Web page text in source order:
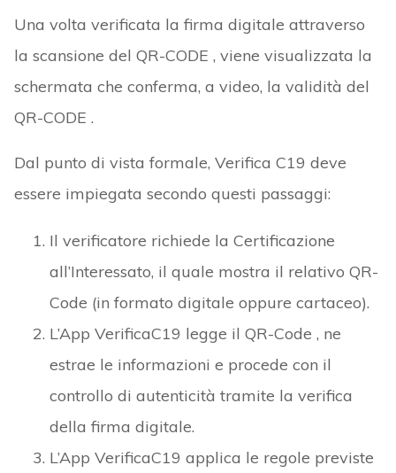
Una volta verificata la firma digitale attraverso
la scansione del QR-CODE , viene visualizzata la
schermata che conferma, a video, la validità del
QR-CODE .
Dal punto di vista formale, Verifica C19 deve
essere impiegata secondo questi passaggi:
Il verificatore richiede la Certificazione
all’Interessato, il quale mostra il relativo QR-
Code (in formato digitale oppure cartaceo).
L’App VerificaC19 legge il QR-Code , ne
estrae le informazioni e procede con il
controllo di autenticità tramite la verifica
della firma digitale.
L’App VerificaC19 applica le regole previste